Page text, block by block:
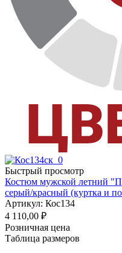
Быстрый просмотр
Костюм мужской летний
серый/красный (куртка и
Артикул: Кос134
4 110,00 ₽
Розничная цена
Таблица размеров